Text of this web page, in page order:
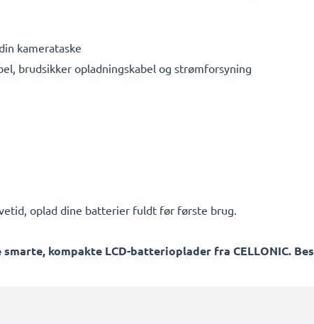
kamerataske
brudsikker opladningskabel og strømforsyning
oplad dine batterier fuldt før første brug.
kompakte LCD-batterioplader fra CELLONIC.